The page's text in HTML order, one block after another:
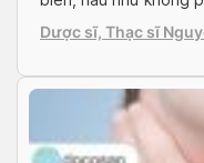
gây ra triệu chứng.
chúng là ung thư. Để
Dược sĩ, Thạc sĩ